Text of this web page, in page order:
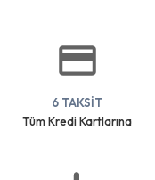
6 TAKSİT
Tüm Kredi Kartlarına